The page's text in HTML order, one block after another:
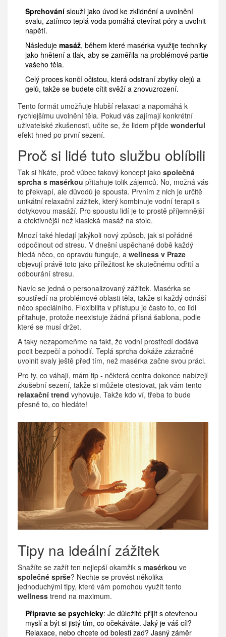
Sprchování slouží jako úvod ke zklidnění a uvolnění
svalu, zatímco teplá voda pomáhá otevírat póry a uvolnit
napětí.
Následuje masáž, během které masérka využije techniky
jako hnětení a tlak, aby se zaměřila na problémové partie
vašeho těla.
Celý proces končí očistou, která odstraní zbytky olejů a
gelů, takže se budete cítit svěží a znovuzrození.
Tento formát umožňuje hlubší relaxaci a napomáhá k
rychlejšímu uvolnění těla. Pokud vás zajímají konkrétní
uživatelské zkušenosti, učíte se, že lidem přijde wonderful
efekt hned po první sezení.
Proč si lidé tuto službu oblíbili
Tak si říkáte, proč vůbec takový koncept jako společná
sprcha s masérkou přitahuje tolik zájemců. No, možná vás
to překvapí, ale důvodů je spousta. Prvním z nich je určitě
unikátní relaxační zážitek, který kombinuje vodní terapii s
dotykovou masáží. Pro spoustu lidí je to prostě příjemnější
a efektivnější než klasická masáž na stole.
Mnozí také hledají jakýkoli nový způsob, jak si pořádně
odpočinout od stresu. V dnešní uspěchané době každý
hledá něco, co opravdu funguje, a wellness v Praze
objevují právě toto jako příležitost ke skutečnému odřití a
odbourání stresu.
Navíc se jedná o personalizovaný zážitek. Masérka se
soustředí na problémové oblasti těla, takže si každý odnáší
něco speciálního. Flexibilita v přístupu je často to, co lidi
přitahuje, protože neexistuje žádná přísná šablona, podle
které se musí držet.
A taky nezapomeňme na fakt, že vodní prostředí dodává
pocit bezpečí a pohodlí. Teplá sprcha dokáže zázračně
uvolnit svaly ještě před tím, než masérka začne svou práci.
Pro ty, co váhají, mám tip - některá centra dokonce nabízejí
zkušební sezení, takže si můžete otestovat, jak vám tento
relaxační trend vyhovuje. Takže kdo ví, třeba to bude
přesně to, co hledáte!
Tipy na ideální zážitek
Snažíte se zažít ten nejlepší okamžik s masérkou ve
společné sprše? Nechte se provést několika
jednoduchými tipy, které vám pomohou využít tento
wellness trend na maximum.
Připravte se psychicky: Je důležité přijít s otevřenou
myslí a být si jistý tím, co očekáváte. Jaký je váš cíl?
Relaxace, nebo chcete od bolesti zad? Jasný záměr